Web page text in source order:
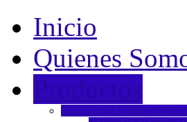
Inicio
Quienes
Productos
Equipo para Soldar y